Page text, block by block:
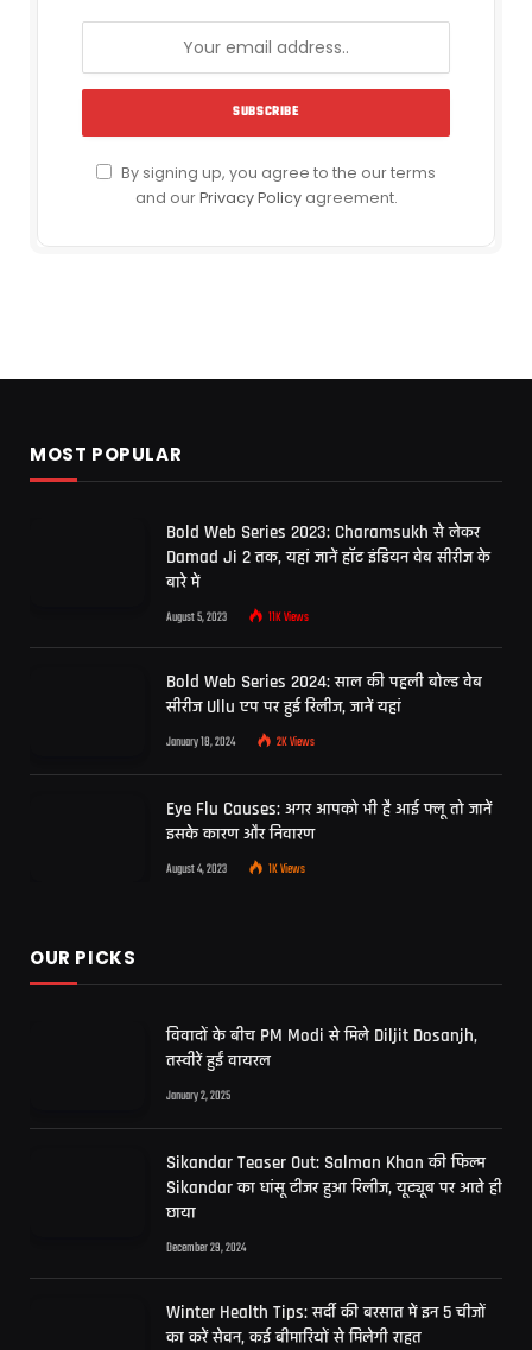
By signing up, you agree to the our terms
and ourPrivacy Policyagreement.
MOST POPULAR
Bold Web Series 2023: Charamsukh से लेकर
Damad Ji 2 तक, यहां जानें हॉट इंडियन वेब सीरीज के
बारे में
August 5, 2023 11KViews
Bold Web Series 2024: साल की पहली बोल्ड वेब
सीरीज Ullu एप पर हुई रिलीज, जानें यहां
January 18, 2024 2KViews
Eye Flu Causes: अगर आपको भी है आई फ्लू तो जानें
इसके कारण और निवारण
August 4, 2023 1KViews
OUR PICKS
विवादों के बीच PM Modi से मिले Diljit Dosanjh,
तस्वीरें हुईं वायरल
January 2, 2025
Sikandar Teaser Out: Salman Khan की फिल्म
Sikandar का धांसू टीजर हुआ रिलीज, यूट्यूब पर आते ही
छाया
December 29, 2024
Winter Health Tips: सर्दी की बरसात में इन 5 चीजों
का करें सेवन, कई बीमारियों से मिलेगी राहत